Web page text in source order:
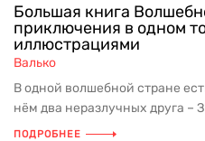
Большая книга
приключения в одном
иллюстрациями
Валько
В одной волшебной стране
нём два неразлучных друга –
ПОДРОБНЕЕ